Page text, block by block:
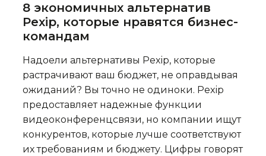
8 экономичных альтернатив
Pexip, которые нравятся бизнес-
командам
Надоели альтернативы Pexip, которые
растрачивают ваш бюджет, не оправдывая
ожиданий? Вы точно не одиноки. Pexip
предоставляет надежные функции
видеоконференцсвязи, но компании ищут
конкурентов, которые лучше соответствуют
их требованиям и бюджету. Цифры говорят